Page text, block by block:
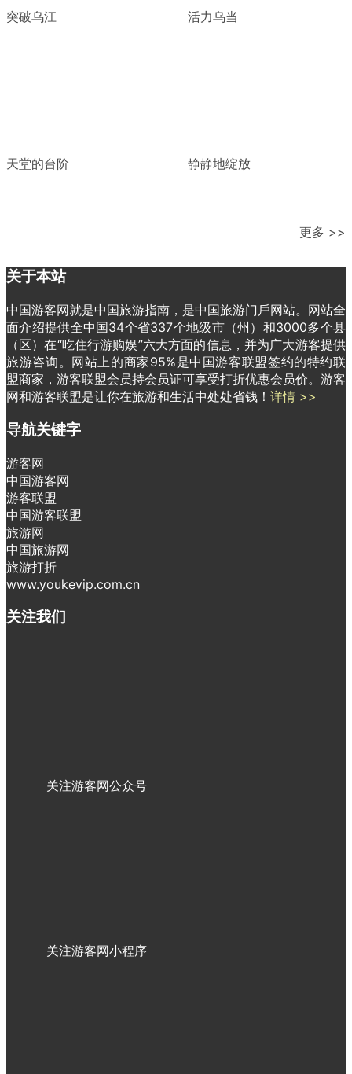
突破乌江 活力乌当
天堂的台阶 静静地绽放
更多 >>
关于本站
中国游客网就是中国旅游指南，是中国旅游门戶网站。网站全
面介绍提供全中国34个省337个地级市（州）和3000多个县
（区）在“吃住行游购娱”六大方面的信息，并为广大游客提供
旅游咨询。网站上的商家95%是中国游客联盟签约的特约联
盟商家，游客联盟会员持会员证可享受打折优惠会员价。游客
网和游客联盟是让你在旅游和生活中处处省钱！ 详情 >>
导航关键字
游客网
中国游客网
游客联盟
中国游客联盟
旅游网
中国旅游网
旅游打折
www.youkevip.com.cn
关注我们
关注游客网公众号
关注游客网小程序